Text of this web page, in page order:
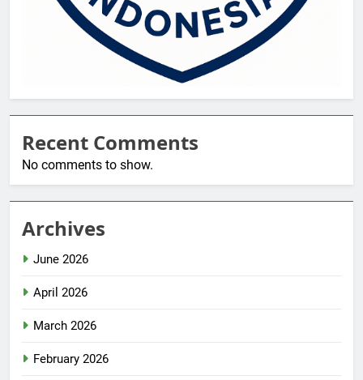
Recent Comments
No comments to show.
Archives
June 2026
April 2026
March 2026
February 2026